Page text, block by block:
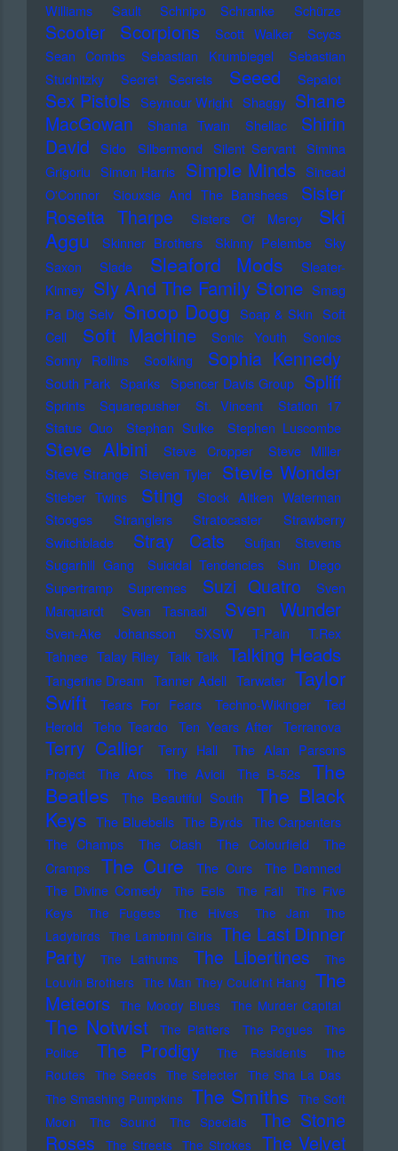
Williams
Sault Schnipo Schranke Schürze
Scooter Scorpions Scott Walker
Scycs
Sean Combs
Sebastian Krumbiegel
Sebastian
Studnitzky
Secret Secrets Seeed Sepalot
Sex Pistols Seymour Wright Shaggy Shane
MacGowan
Shania Twain Shellac
Shirin
David
Sido Silbermond Silent Servant Simina
Grigoriu Simon Harris Simple Minds Sinead
O'Connor
Siouxsie And The Banshees
Sister
Rosetta Tharpe
Sisters Of Mercy
Ski
Aggu
Skinner Brothers Skinny Pelembe
Sky
Saxon
Slade Sleaford Mods
Sleater-
Kinney Sly And The Family Stone Smag
Pa Dig Selv Snoop Dogg Soap & Skin Soft
Cell
Soft Machine Sonic Youth
Sonics
Sonny Rollins
Soolking Sophia Kennedy
South Park Sparks Spencer Davis Group Spliff
Sprints Squarepusher St. Vincent
Station 17
Status Quo
Stephan Sulke Stephen Luscombe
Steve Albini Steve Cropper
Steve Miller
Steve Strange Steven Tyler Stevie Wonder
Stieber Twins Sting
Stock Aitken Waterman
Stooges
Stranglers Stratocaster
Strawberry
Switchblade
Stray Cats
Sufjan Stevens
Sugarhill Gang
Suicidal Tendencies
Sun Diego
Supertramp
Supremes Suzi Quatro
Sven
Marquardt
Sven Tasnadi Sven Wunder
Sven-Ake Johansson SXSW T-Pain
T.Rex
Tahnee Talay Riley Talk Talk Talking Heads
Tangerine Dream Tanner Adell Tarwater Taylor
Swift
Tears For Fears Techno-Wikinger
Ted
Herold
Teho Teardo Ten Years After Terranova
Terry Callier Terry Hall
The Alan Parsons
Project
The Arcs The Avicii The B-52s
The
Beatles
The Beautiful South
The Black
Keys The Bluebells The Byrds The Carpenters
The Champs
The Clash The Colourfield
The
Cramps
The Cure The Curs
The Damned
The Divine Comedy
The Eels The Fall
The Five
Keys
The Fugees The Hives The Jam
The
Ladybirds The Lambrini Girls The Last Dinner
Party
The Lathums The Libertines
The
Louvin Brothers The Man They Could'nt Hang The
Meteors The Moody Blues The Murder Capital
The Notwist The Platters The Pogues
The
Police
The Prodigy The Residents
The
Routes The Seeds The Selecter The Sha La Das
The Smashing Pumpkins The Smiths The Soft
Moon
The Sound The Specials
The Stone
Roses
The Streets The Strokes
The Velvet